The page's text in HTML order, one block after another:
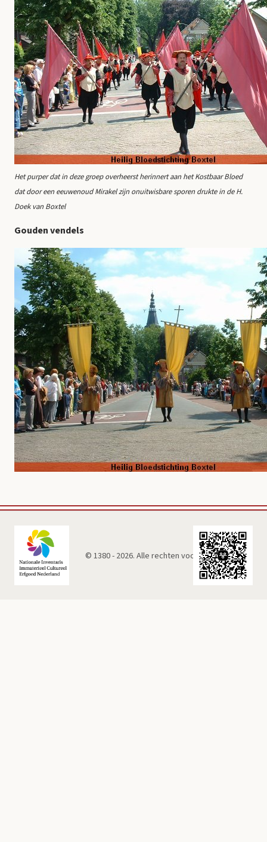
Het purper dat in deze groep overheerst herinnert aan het Kostbaar Bloed
dat door een eeuwenoud Mirakel zijn onuitwisbare sporen drukte in de H.
Doek van Boxtel
Gouden vendels
© 1380 - 2026. Alle rechten voorbehouden.